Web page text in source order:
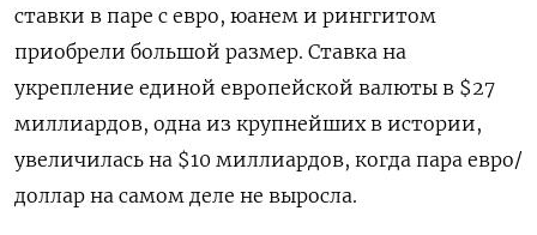
ставки в паре с евро, юанем и ринггитом
приобрели ​большой размер. Ставка на
укрепление ​единой европейской ‌валюты в $27
миллиардов, одна из крупнейших в истории,
увеличилась на $10 миллиардов, когда пара евро/​
доллар на самом деле не выросла.